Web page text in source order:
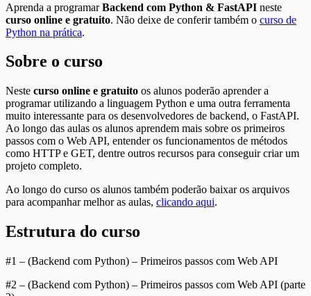
Aprenda a programarBackend com Python & FastAPI neste
curso online e gratuito. Não deixe de conferir também o curso de
Python na prática.
Sobre o curso
Neste curso online e gratuito os alunos poderão aprender a
programar utilizando a linguagem Python e uma outra ferramenta
muito interessante para os desenvolvedores de backend, o FastAPI.
Ao longo das aulas os alunos aprendem mais sobre os primeiros
passos com o Web API, entender os funcionamentos de métodos
como HTTP e GET, dentre outros recursos para conseguir criar um
projeto completo.
Ao longo do curso os alunos também poderão baixar os arquivos
para acompanhar melhor as aulas, clicando aqui.
Estrutura do curso
#1 – (Backend com Python) – Primeiros passos com Web API
#2 – (Backend com Python) – Primeiros passos com Web API (parte